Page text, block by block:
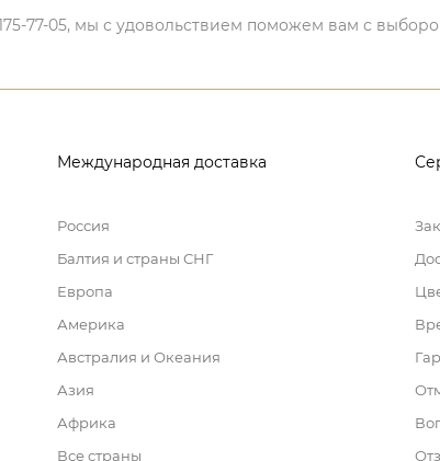
77-05, мы с удовольствием поможем вам с
Международная доставка
Россия
Балтия и страны СНГ
Европа
Америка
Австралия и Океания
Азия
Африка
Все страны